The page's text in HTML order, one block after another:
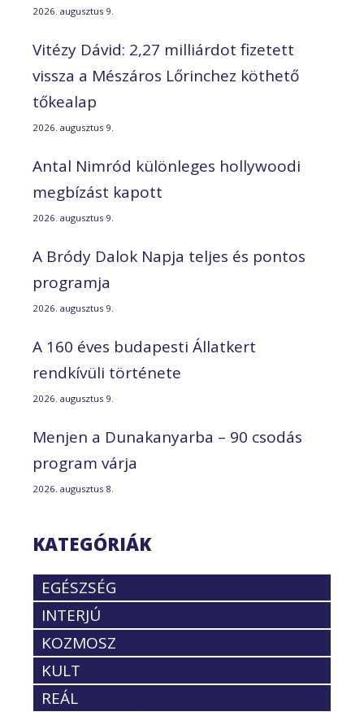
2026. augusztus 9.
Vitézy Dávid: 2,27 milliárdot fizetett
vissza a Mészáros Lőrinchez köthető
tőkealap
2026. augusztus 9.
Antal Nimród különleges hollywoodi
megbízást kapott
2026. augusztus 9.
A Bródy Dalok Napja teljes és pontos
programja
2026. augusztus 9.
A 160 éves budapesti Állatkert
rendkívüli története
2026. augusztus 9.
Menjen a Dunakanyarba – 90 csodás
program várja
2026. augusztus 8.
KATEGÓRIÁK
EGÉSZSÉG
INTERJÚ
KOZMOSZ
KULT
REÁL